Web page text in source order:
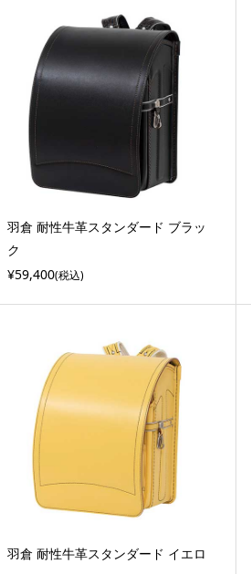
羽倉 耐性牛革スタンダード ブラッ
ク
¥59,400(税込)
羽倉 耐性牛革スタンダード イエロ